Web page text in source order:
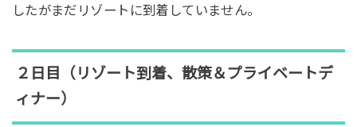
したがまだリゾートに到着していません。
２日目（リゾート到着、散策＆プライベートデ
ィナー）